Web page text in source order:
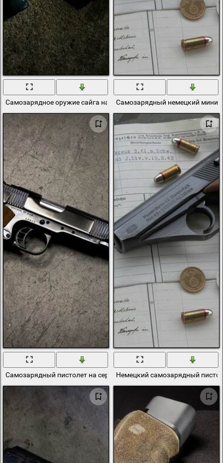
Самозарядное оружие сайга на каменном фоне
Самозарядный немецкий
Самозарядный пистолет на сером фонеНемецкий самозарядный